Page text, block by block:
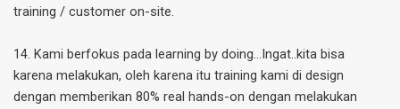
training / customer on-site.
14. Kami berfokus pada learning by doing...Ingat..kita bisa
karena melakukan, oleh karena itu training kami di design
dengan memberikan 80% real hands-on dengan melakukan